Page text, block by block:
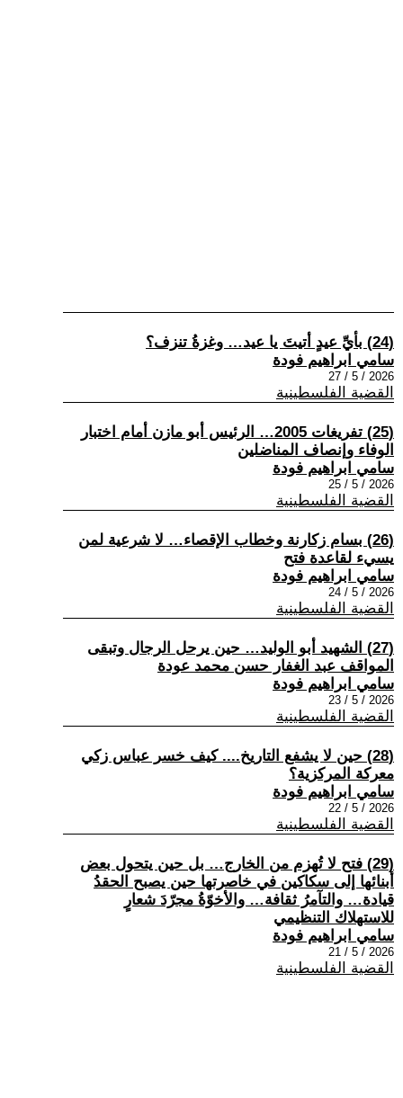
(24) بأيِّ عيدٍ أتيتَ يا عيد… وغزةُ تنزف؟
سامي ابراهيم فودة
2026 / 5 / 27
القضية الفلسطينية
(25) تفريغات 2005… الرئيس أبو مازن أمام اختبار
الوفاء وإنصاف المناضلين
سامي ابراهيم فودة
2026 / 5 / 25
القضية الفلسطينية
(26) بسام زكارنة وخطاب الإقصاء… لا شرعية لمن
يسيء لقاعدة فتح
سامي ابراهيم فودة
2026 / 5 / 24
القضية الفلسطينية
(27) الشهيد أبو الوليد… حين يرحل الرجال وتبقى
المواقف عبد الغفار حسن محمد عودة
سامي ابراهيم فودة
2026 / 5 / 23
القضية الفلسطينية
(28) حين لا يشفع التاريخ.... كيف خسر عباس زكي
معركة المركزية؟
سامي ابراهيم فودة
2026 / 5 / 22
القضية الفلسطينية
(29) فتح لا تُهزم من الخارج… بل حين يتحول بعض
أبنائها إلى سكاكين في خاصرتها حين يصبح الحقدُ
قيادة… والتآمرُ ثقافة… والأخوّةُ مجرّدَ شعارٍ
للاستهلاك التنظيمي
سامي ابراهيم فودة
2026 / 5 / 21
القضية الفلسطينية